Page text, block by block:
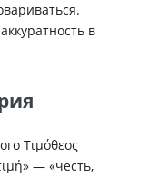
в
Τιμόθεος
— «честь,